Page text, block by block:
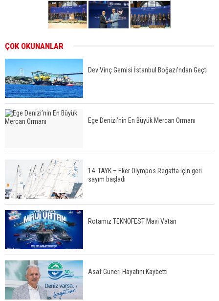
ÇOK OKUNANLAR
Dev Vinç Gemisi İstanbul Boğazı'ndan Geçti
Ege Denizi’nin En Büyük Mercan Ormanı
14. TAYK – Eker Olympos Regatta için geri
sayım başladı
Rotamız TEKNOFEST Mavi Vatan
Asaf Güneri Hayatını Kaybetti